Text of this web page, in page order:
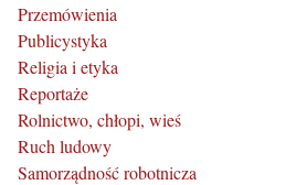
Przemówienia
Publicystyka
Religia i etyka
Reportaże
Rolnictwo, chłopi, wieś
Ruch ludowy
Samorządność robotnicza